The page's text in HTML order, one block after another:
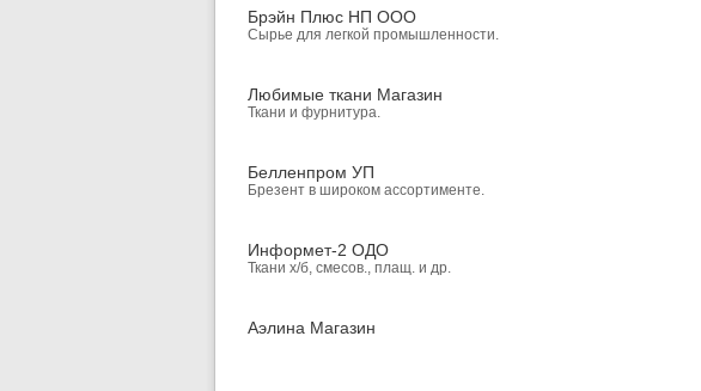
Брэйн Плюс НП ООО
Сырье для легкой промышленности.
Любимые ткани Магазин
Ткани и фурнитура.
Белленпром УП
Брезент в широком ассортименте.
Информет-2 ОДО
Ткани х/б, смесов., плащ. и др.
Аэлина Магазин